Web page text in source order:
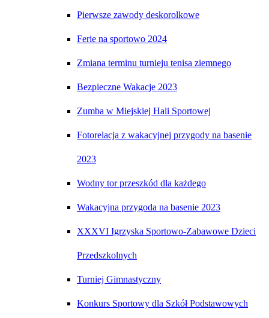
Pierwsze zawody deskorolkowe
Ferie na sportowo 2024
Zmiana terminu turnieju tenisa ziemnego
Bezpieczne Wakacje 2023
Zumba w Miejskiej Hali Sportowej
Fotorelacja z wakacyjnej przygody na basenie
2023
Wodny tor przeszkód dla każdego
Wakacyjna przygoda na basenie 2023
XXXVI Igrzyska Sportowo-Zabawowe Dzieci
Przedszkolnych
Turniej Gimnastyczny
Konkurs Sportowy dla Szkół Podstawowych